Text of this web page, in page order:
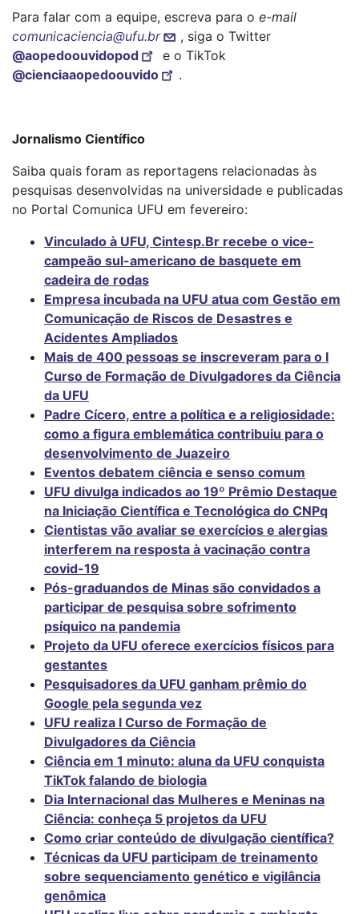
Para falar com a equipe, escreva para o e-mail
comunicaciencia@ufu.br
, siga o Twitter
@aopedoouvidopod
e o TikTok
@cienciaaopedoouvido
.
Jornalismo Científico
Saiba quais foram as reportagens relacionadas às
pesquisas desenvolvidas na universidade e publicadas
no Portal Comunica UFU em fevereiro:
Vinculado à UFU, Cintesp.Br recebe o vice-
campeão sul-americano de basquete em
cadeira de rodas
Empresa incubada na UFU atua com Gestão em
Comunicação de Riscos de Desastres e
Acidentes Ampliados
Mais de 400 pessoas se inscreveram para o I
Curso de Formação de Divulgadores da Ciência
da UFU
Padre Cícero, entre a política e a religiosidade:
como a figura emblemática contribuiu para o
desenvolvimento de Juazeiro
Eventos debatem ciência e senso comum
UFU divulga indicados ao 19º Prêmio Destaque
na Iniciação Científica e Tecnológica do CNPq
Cientistas vão avaliar se exercícios e alergias
interferem na resposta à vacinação contra
covid-19
Pós-graduandos de Minas são convidados a
participar de pesquisa sobre sofrimento
psíquico na pandemia
Projeto da UFU oferece exercícios físicos para
gestantes
Pesquisadores da UFU ganham prêmio do
Google pela segunda vez
UFU realiza I Curso de Formação de
Divulgadores da Ciência
Ciência em 1 minuto: aluna da UFU conquista
TikTok falando de biologia
Dia Internacional das Mulheres e Meninas na
Ciência: conheça 5 projetos da UFU
Como criar conteúdo de divulgação científica?
Técnicas da UFU participam de treinamento
sobre sequenciamento genético e vigilância
genômica